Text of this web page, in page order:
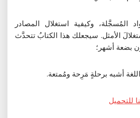
المُسجَّلة، وكيفية استغلال المصادر
الأمثل. سيجعلك هذا الكتابُ تتحدَّث
بضعة أشهر؛
أشبه برحلةٍ مَرِحة ومُمتعة.
للتحميل